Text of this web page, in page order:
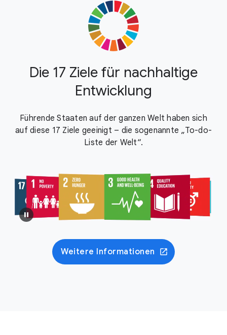
Die 17 Ziele für nachhaltige
Entwicklung
Führende Staaten auf der ganzen Welt haben sich
auf diese 17 Ziele geeinigt – die sogenannte „To-do-
Liste der Welt“.
Weitere Informationen